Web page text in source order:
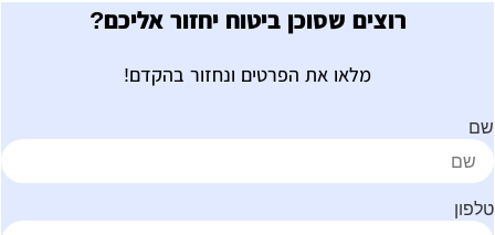
רוצים שסוכן ביטוח יחזור אליכם?
מלאו את הפרטים ונחזור בהקדם!